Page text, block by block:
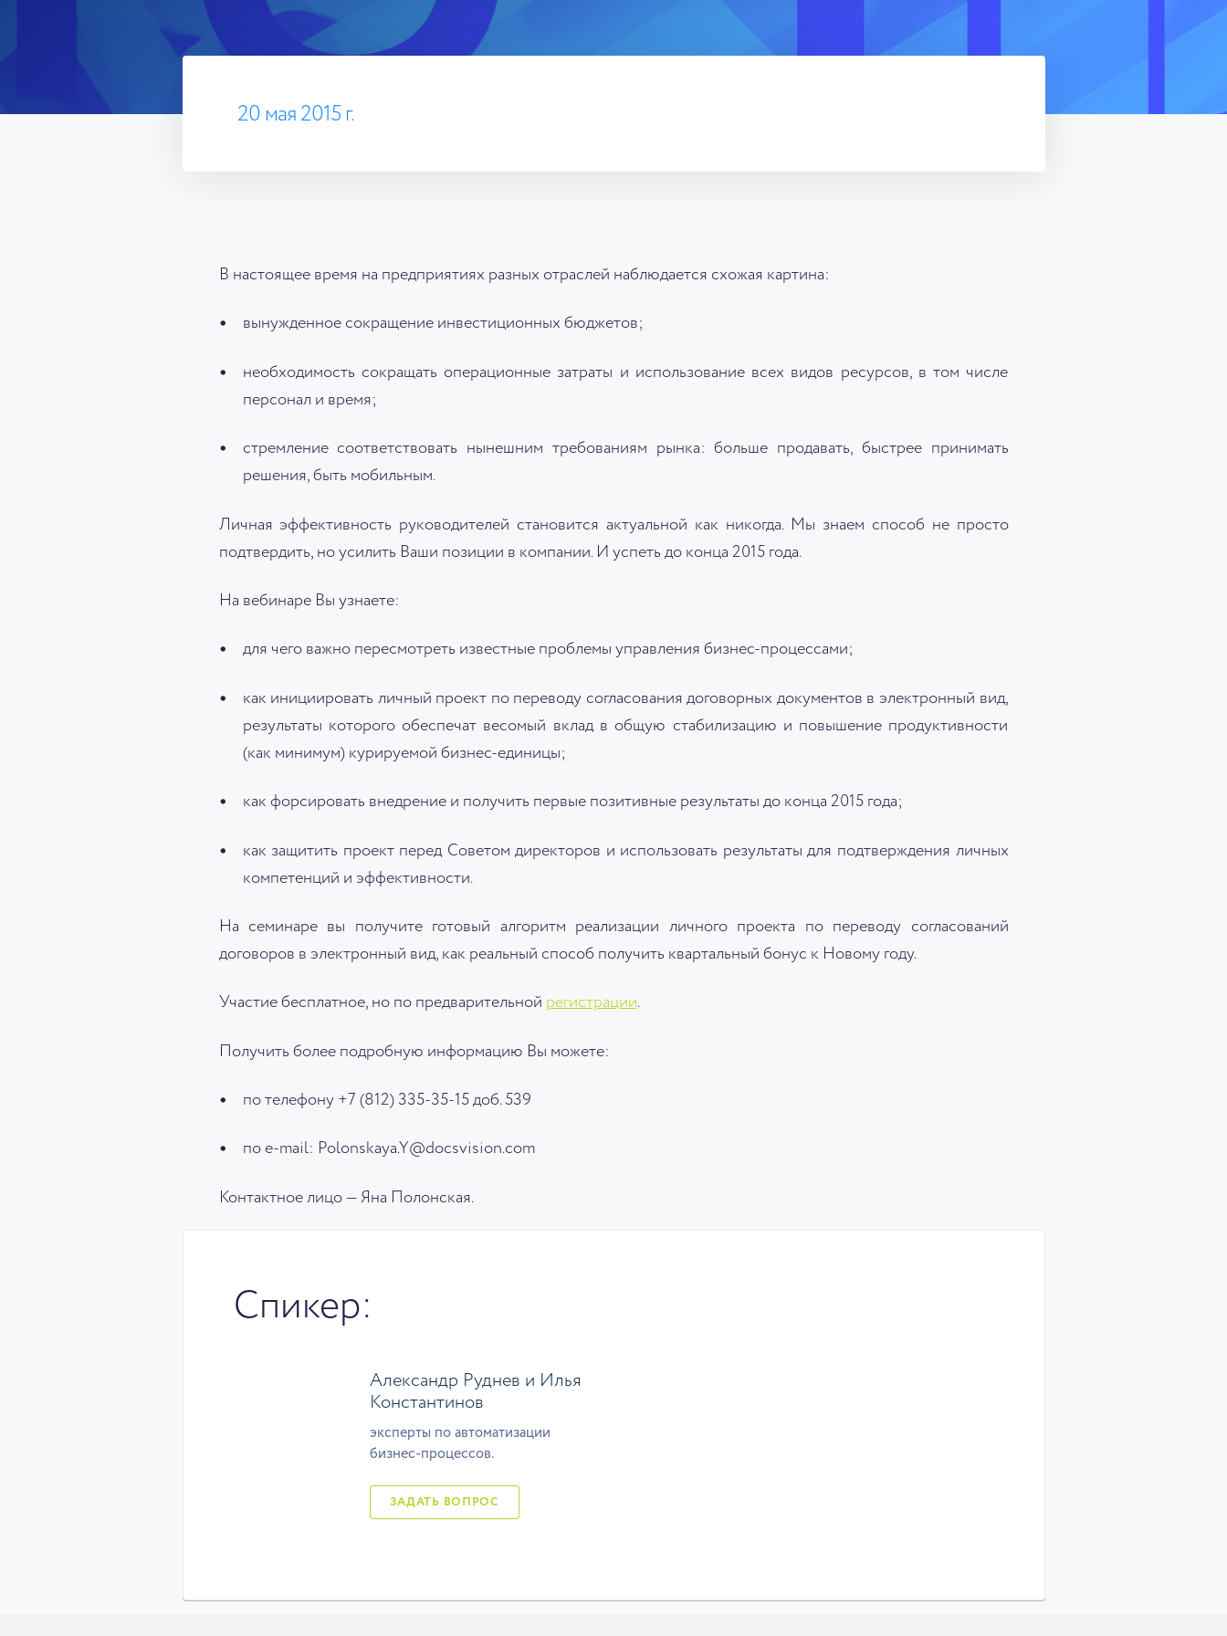
20 мая 2015 г.
В настоящее время на предприятиях разных отраслей наблюдается схожая картина:
вынужденное сокращение инвестиционных бюджетов;
необходимость сокращать операционные затраты и использование всех видов ресурсов, в том числе
персонал и время;
стремление соответствовать нынешним требованиям рынка: больше продавать, быстрее принимать
решения, быть мобильным.
Личная эффективность руководителей становится актуальной как никогда. Мы знаем способ не просто
подтвердить, но усилить Ваши позиции в компании. И успеть до конца 2015 года.
На вебинаре Вы узнаете:
для чего важно пересмотреть известные проблемы управления бизнес-процессами;
как инициировать личный проект по переводу согласования договорных документов в электронный вид,
результаты которого обеспечат весомый вклад в общую стабилизацию и повышение продуктивности
(как минимум) курируемой бизнес-единицы;
как форсировать внедрение и получить первые позитивные результаты до конца 2015 года;
как защитить проект перед Советом директоров и использовать результаты для подтверждения личных
компетенций и эффективности.
На семинаре вы получите готовый алгоритм реализации личного проекта по переводу согласований
договоров в электронный вид, как реальный способ получить квартальный бонус к Новому году.
Участие бесплатное, но по предварительной регистрации.
Получить более подробную информацию Вы можете:
по телефону +7 (812) 335-35-15 доб. 539
по e-mail: Polonskaya.Y@docsvision.com
Контактное лицо — Яна Полонская.
Спикер:
Александр Руднев и Илья
Константинов
эксперты по автоматизации
бизнес-процессов.
ЗАДАТЬ ВОПРОС